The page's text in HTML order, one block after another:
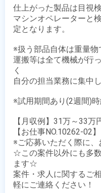
仕上がった製品は目視
マシンオペレーターと
定となります。
※扱う部品自体は重量物
運搬等は全て機械が行
く
自分の担当業務に集中
※試用期間あり(2週間)
【月収例】31万～33万
【お仕事NO.10262-02】
※ご応募いただく際に、
☆この案件以外にも多
ます☆
案件・求人に関するご
軽にご連絡ください！